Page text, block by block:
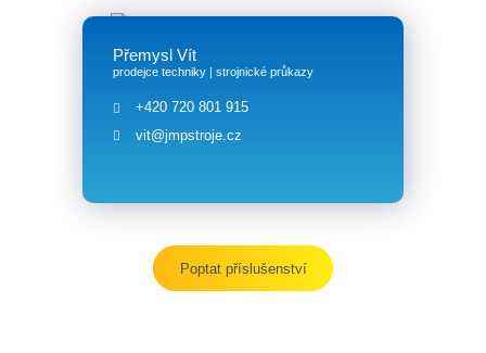
Přemysl Vít
prodejce techniky | strojnické průkazy
+420 720 801 915
vit@jmpstroje.cz
Poptat příslušenství